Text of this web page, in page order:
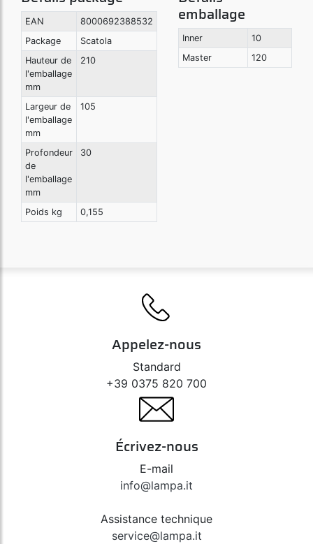
EAN
8000692388532
Package
Scatola
Hauteur de
l'emballage
mm
210
Largeur de
l'emballage
mm
105
Profondeur
de
l'emballage
mm
30
Poids kg 0,155
emballage
Inner
10
Master
120
Appelez-nous
Standard
+39 0375 820 700
Écrivez-nous
E-mail
info@lampa.it
Assistance technique
service@lampa.it